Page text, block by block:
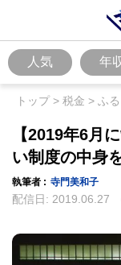
人気 年
トップ> 税金 > ふ
【2019年6月
い制度の中身
執筆者 : 寺門美和子
配信日: 2019.06.27